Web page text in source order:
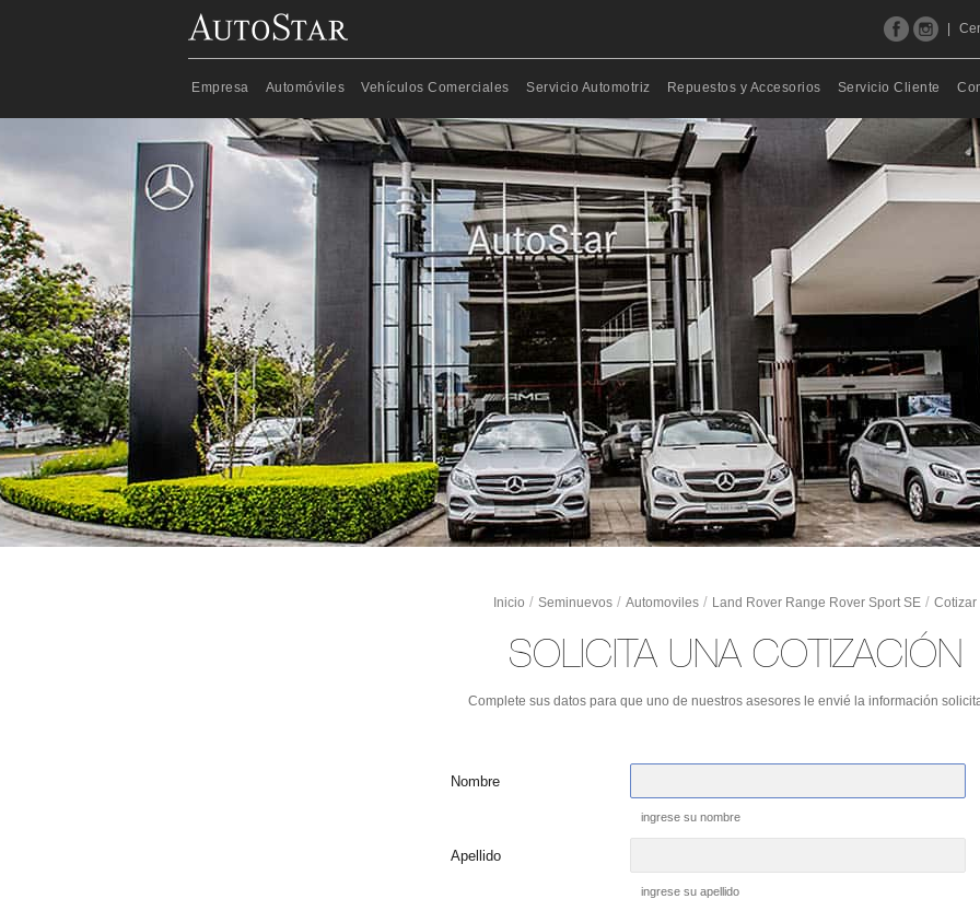
Empresa Automóviles Vehículos Comerciales Servicio Automotriz Repuestos y Accesorios Servicio Cliente
Inicio / Seminuevos / Automoviles / Land Rover Range Rover Sport SE / Cotizar
SOLICITA UNA COTIZACIÓN
Complete sus datos para que uno de nuestros asesores le envié la información
Nombre
ingrese su nombre
Apellido
ingrese su apellido